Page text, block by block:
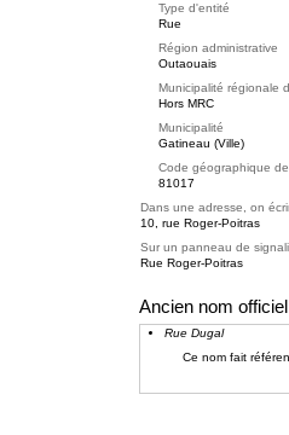
Type d'entité
Rue
Région administrative
Outaouais
Municipalité régionale
Hors MRC
Municipalité
Gatineau (Ville)
Code géographique
81017
Dans une adresse, on
10, rue Roger-Poitras
Sur un panneau de
Rue Roger-Poitras
Ancien nom officiel
Rue Dugal
Ce nom fait